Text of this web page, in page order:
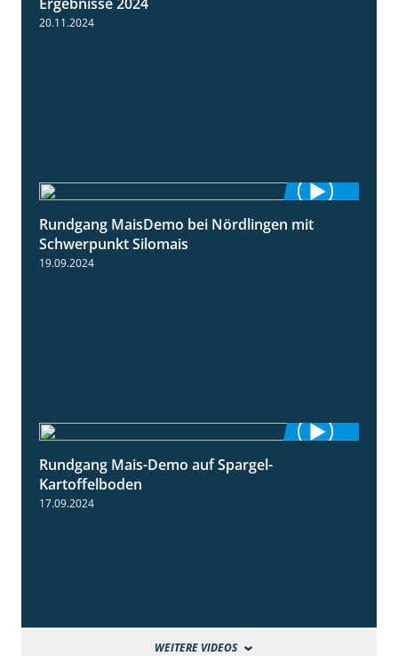
20.11.2024
10:51
Rundgang MaisDemo bei Nördlingen mit
Schwerpunkt Silomais
19.09.2024
Rundgang Mais-Demo auf Spargel-
Kartoffelboden
17.09.2024
WEITERE VIDEOS